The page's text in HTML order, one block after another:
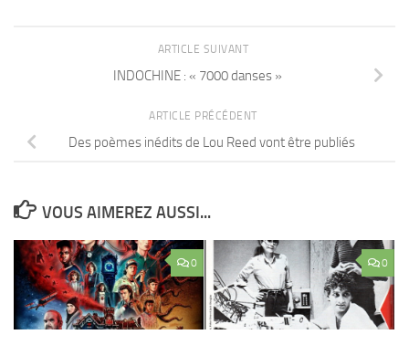
ARTICLE SUIVANT
INDOCHINE : « 7000 danses »
ARTICLE PRÉCÉDENT
Des poèmes inédits de Lou Reed vont être publiés
VOUS AIMEREZ AUSSI...
0 0